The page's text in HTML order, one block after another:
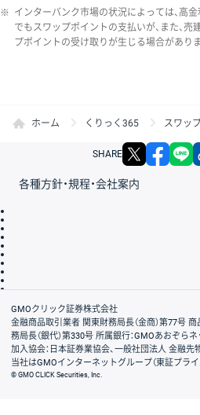
※ インターバンク市場の状況によっては、高
でもスワップポイントの支払いが、また、
プポイントの受け取りが生じる場合がありま
ホーム くりっく365 スワッ
SHARE X
各種方針・規程・会社案内
会社案内
GMOクリック証券株式会社
金融商品取引業者 関東財務局長（金商）第77号
務局長（銀代）第330号 所属銀行：GMOあおぞら
加入協会：日本証券業協会、一般社団法人 金融
当社はGMOインターネットグループ（東証プライ
© GMO CLICK Securities, Inc.